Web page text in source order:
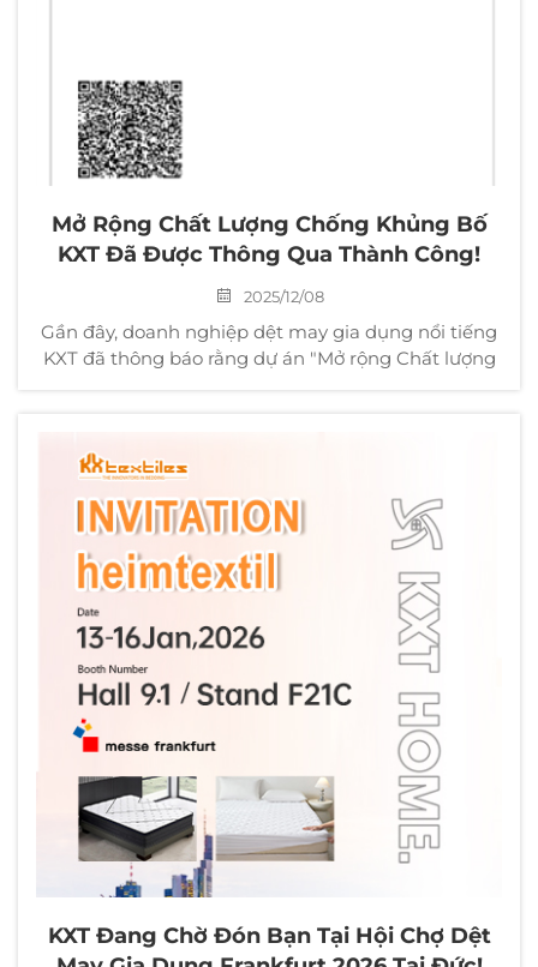
Mở Rộng Chất Lượng Chống Khủng Bố
KXT Đã Được Thông Qua Thành Công!
2025/12/08
Gần đây, doanh nghiệp dệt may gia dụng nổi tiếng
KXT đã thông báo rằng dự án "Mở rộng Chất lượng
đánh dấu việc KXT đã đạt đến...
KXT Đang Chờ Đón Bạn Tại Hội Chợ Dệt